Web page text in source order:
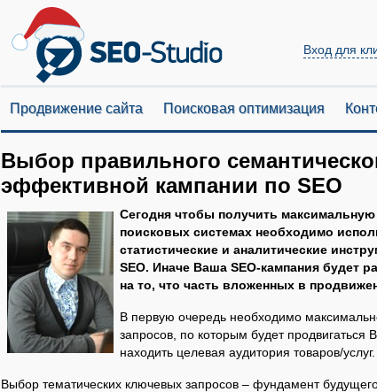
Вход для
Продвижение сайта Поисковая оптимизация
Выбор правильного
эффективной кампании по SEO
Сегодня чтобы получить
поисковых системах необходимо
статистические и аналитические
SEO. Иначе Ваша SEO-кампания будет
на то, что часть вложенных в
В первую очередь необходимо
запросов, по которым будет
находить целевая аудитория товаров/услуг.
Выбор тематических ключевых запросов – фундамент